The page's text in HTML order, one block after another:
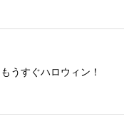
もうすぐハロウィン！